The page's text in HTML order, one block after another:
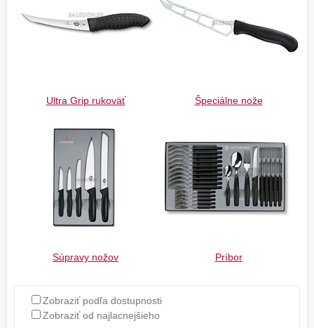
Ultra Grip rukoväť Špeciálne nože
Súpravy nožov Príbor
Zobraziť podľa dostupnosti
Zobraziť od najlacnejšieho